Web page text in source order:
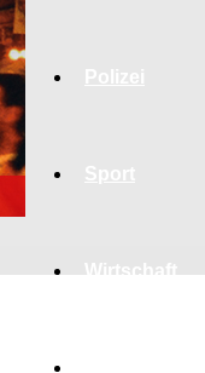
Wirtschaft